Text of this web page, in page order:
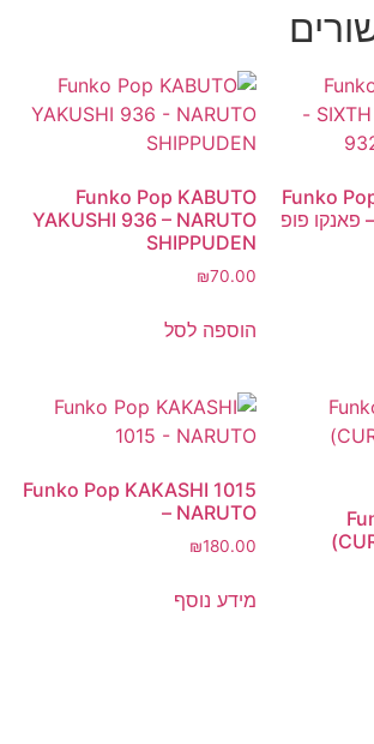
Funko
PATH SAGE 932 – פאנקו פופ
Funko Pop KABUTO
YAKUSHI 936 – NARUTO
SHIPPUDEN
₪70.00
הוספה לסל
Funko Pop KAKASHI 1015
– NARUTO
₪180.00
מידע נוסף